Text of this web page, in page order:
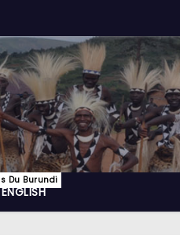
Du Burundi
ENGLISH